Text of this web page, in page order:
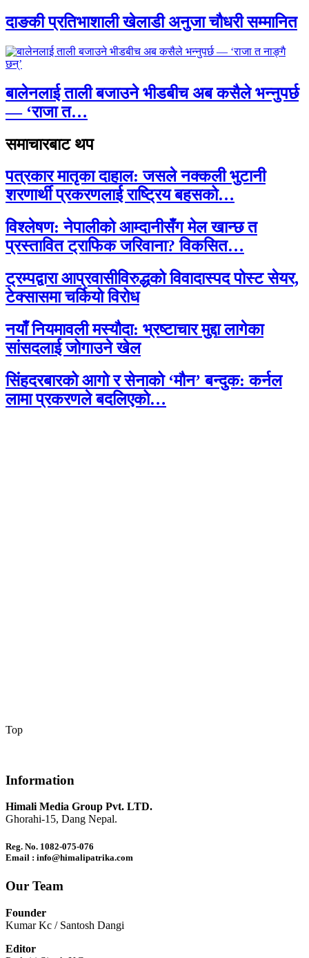
दाङकी प्रतिभाशाली खेलाडी अनुजा चौधरी सम्मानित
बालेनलाई ताली बजाउने भीडबीच अब कसैले भन्नुपर्छ
— ‘राजा त…
समाचारबाट थप
पत्रकार मातृका दाहाल: जसले नक्कली भुटानी
शरणार्थी प्रकरणलाई राष्ट्रिय बहसको…
विश्लेषण: नेपालीको आम्दानीसँग मेल खान्छ त
प्रस्तावित ट्राफिक जरिवाना? विकसित…
ट्रम्पद्वारा आप्रवासीविरुद्धको विवादास्पद पोस्ट सेयर,
टेक्सासमा चर्कियो विरोध
नयाँ नियमावली मस्यौदा: भ्रष्टाचार मुद्दा लागेका
सांसदलाई जोगाउने खेल
सिंहदरबारको आगो र सेनाको ‘मौन’ बन्दुक: कर्नल
लामा प्रकरणले बदलिएको…
Top
Information
Himali Media Group Pvt. LTD.
Ghorahi-15, Dang Nepal.
Reg. No. 1082-075-076
Email : info@himalipatrika.com
Our Team
Founder
Kumar Kc / Santosh Dangi
Editor